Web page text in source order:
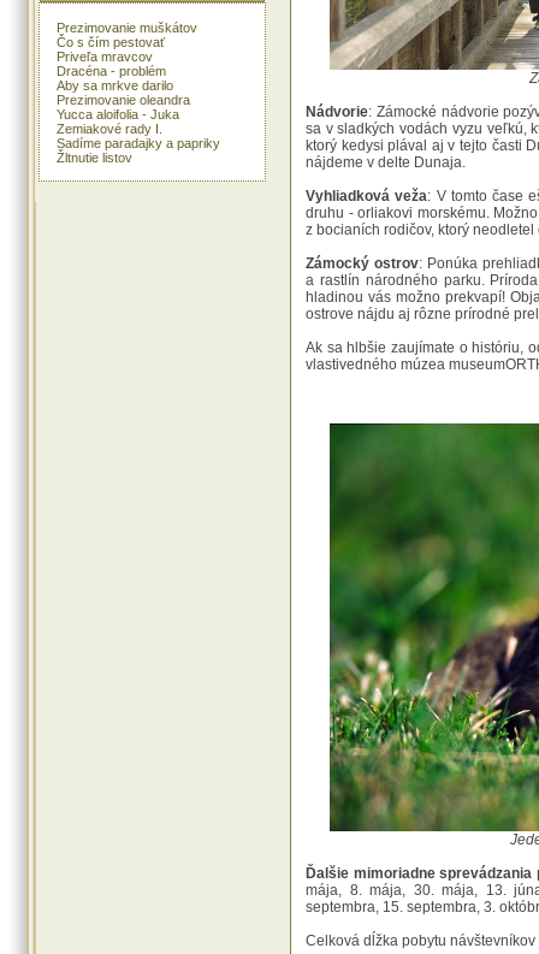
Prezimovanie muškátov
Čo s čím pestovať
Priveľa mravcov
Dracéna - problém
Aby sa mrkve darilo
Prezimovanie oleandra
Yucca aloifolia - Juka
Zemiakové rady I.
Sadíme paradajky a papriky
Žltnutie listov
Nádvorie: Zámocké nádvorie
sa v sladkých vodách vyzu veľkú,
ktorý kedysi plával aj v tejto časti
nájdeme v delte Dunaja.
Vyhliadková veža: V tomto čase
druhu - orliakovi morskému.
z bocianích rodičov, ktorý neodletel
Zámocký ostrov: Ponúka
a rastlín národného parku.
hladinou vás možno prekvapí!
ostrove nájdu aj rôzne prírodné
Ak sa hlbšie zaujímate o históriu,
vlastivedného múzea
Ďalšie mimoriadne
mája, 8. mája, 30. mája, 13.
septembra, 15. septembra, 3.
Celková dĺžka pobytu